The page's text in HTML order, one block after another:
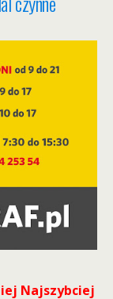
Najszybciej